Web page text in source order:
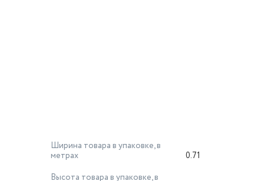
Ширина товара в упаковке, в
метрах
0.71
Высота товара в упаковке, в